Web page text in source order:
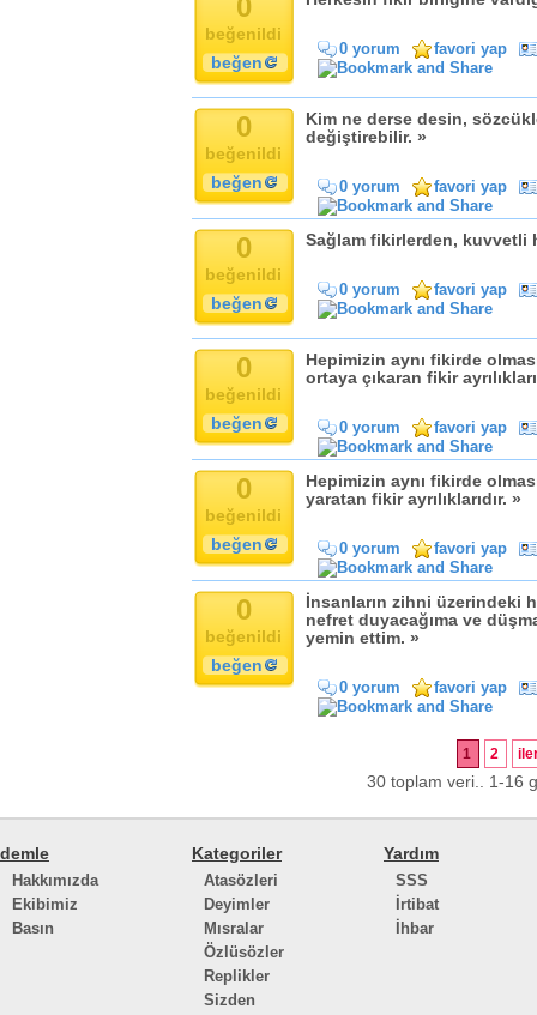
0
beğenildi
beğen
0 yorum favori yap
0
beğenildi
beğen
Kim ne derse desin,
değiştirebilir. »
0 yorum favori yap
0
beğenildi
beğen
Sağlam fikirlerden, kuvvetli
0 yorum favori yap
0
beğenildi
beğen
Hepimizin aynı fikirde
ortaya çıkaran fikir
0 yorum favori yap
0
beğenildi
beğen
Hepimizin aynı fikirde
yaratan fikir ayrılıklarıdır. »
0 yorum favori yap
0
beğenildi
beğen
İnsanların zihni üzerindeki
nefret duyacağıma ve
yemin ettim. »
0 yorum favori yap
1 2
30 toplam veri.. 1-16
demle
Hakkımızda
Ekibimiz
Basın
Kategoriler
Atasözleri
Deyimler
Mısralar
Özlüsözler
Replikler
Sizden
Yardım
SSS
İrtibat
İhbar